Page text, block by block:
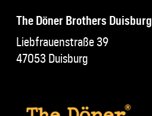
The Döner Brothers Duisburg
Liebfrauenstraße 39
47053 Duisburg